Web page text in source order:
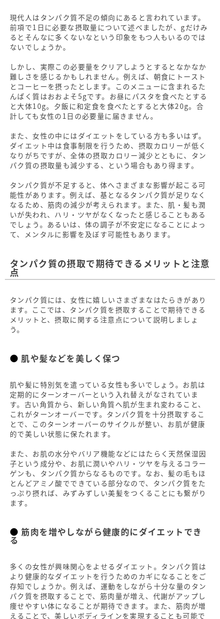
現代人はタンパク質不足の傾向にあると言われています。
前項で1日に必要な摂取量について述べましたが、gだけみ
るとそんなに多くないなという印象をもつ人もいるのでは
ないでしょうか。
しかし、実際この必要量をクリアしようとするとなかなか
難しさを感じるかもしれません。例えば、朝食にトースト
とコーヒーを摂ったとします。このメニューに含まれるた
んぱく質はおおよそ5gです。お昼にパスタを食べたとする
と大体10g。夕飯に和定食を食べたとすると大体20g。合
計しても女性の1日の必要量に届きません。
また、女性の中にはダイエットをしている方も多いはず。
ダイエット中は食事制限を行うため、摂取カロリーが低く
なりがちですが、全体の摂取カロリー減少とともに、タン
パク質の摂取量も減少する、という場合もあり得ます。
タンパク質が不足すると、体へさまざまな影響が起こる可
能性があります。例えば、基となるタンパク質が足りなく
なるため、筋肉の減少が考えられます。また、肌・髪も潤
いが失われ、ハリ・ツヤがなくなったと感じることもある
でしょう。あるいは、体の調子が不安定になることによっ
て、メンタルに影響を及ぼす可能性もあります。
タンパク質の摂取で期待できるメリットと注意
点
タンパク質には、女性に嬉しいさまざまなはたらきがあり
ます。ここでは、タンパク質を摂取することで期待できる
メリットと、摂取に関する注意点について説明しましょ
う。
肌や髪などを美しく保つ
肌や髪に特別気を遣っている女性も多いでしょう。お肌は
定期的にターンオーバーという入れ替えがなされていま
す。古い角質から、新しい角質へ肌が生まれ変わること、
これがターンオーバーです。タンパク質を十分摂取するこ
とで、このターンオーバーのサイクルが整い、お肌が健康
的で美しい状態に保たれます。
また、お肌の水分やバリア機能などにはたらく天然保湿因
子という成分や、お肌に潤いやハリ・ツヤを与えるコラー
ゲンも、タンパク質からなるものです。なお、髪の毛もほ
とんどアミノ酸でできている部分なので、タンパク質をた
っぷり摂れば、みずみずしい美髪をつくることにも繋がり
ます。
筋肉を増やしながら健康的にダイエットでき
る
多くの女性が興味関心をよせるダイエット。タンパク質は
より健康的なダイエットを行うためのカギになることをご
存知でしょうか。例えば、運動をしながら十分な量のタン
パク質を摂取することで、筋肉量が増え、代謝がアップし
痩せやすい体になることが期待できます。また、筋肉が増
えることで、美しいボディラインを実現することも可能で